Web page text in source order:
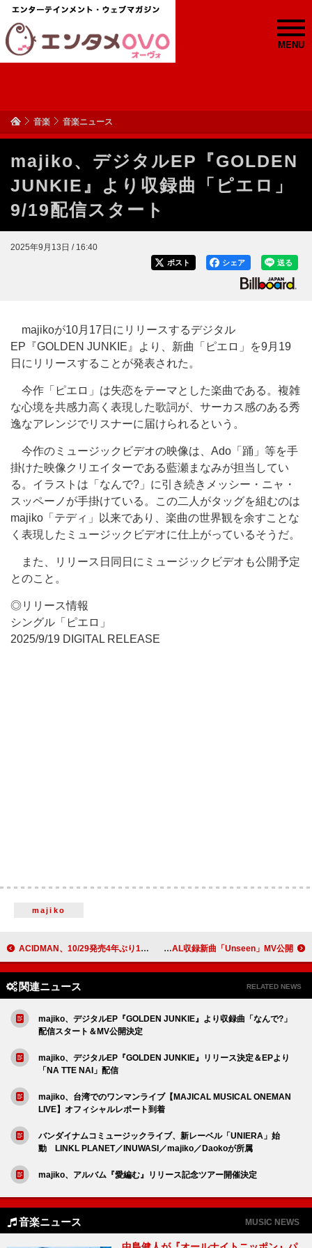
MENU
音楽 音楽ニュース
majiko、デジタルEP『GOLDEN
JUNKIE』より収録曲「ピエロ」
9/19配信スタート
2025年9月13日 / 16:40
送る
シェア
ポスト
majikoが10月17日にリリースするデジタル
EP『GOLDEN JUNKIE』より、新曲「ピエロ」を9月19
日にリリースすることが発表された。
今作「ピエロ」は失恋をテーマとした楽曲である。複雑
な心境を共感力高く表現した歌詞が、サーカス感のある秀
逸なアレンジでリスナーに届けられるという。
今作のミュージックビデオの映像は、Ado「踊」等を手
掛けた映像クリエイターである藍瀬まなみが担当してい
る。イラストは「なんで?」に引き続きメッシー・ニャ・
スッペーノが手掛けている。この二人がタッグを組むのは
majiko「テディ」以来であり、楽曲の世界観を余すことな
く表現したミュージックビデオに仕上がっているそうだ。
また、リリース日同日にミュージックビデオも公開予定
とのこと。
◎リリース情報
シングル「ピエロ」
2025/9/19 DIGITAL RELEASE
majiko
ACIDMAN、10/29発売4年ぶり13作目ニューAL『光学』よりリード曲「feel every love」先行配信 VALSHE、ニューAL収録新曲「Unseen」MV公開
関連ニュース RELATED NEWS
majiko、デジタルEP『GOLDEN JUNKIE』より収録曲「なんで?」
配信スタート＆MV公開決定
majiko、デジタルEP『GOLDEN JUNKIE』リリース決定＆EPより
「NA TTE NAI」配信
majiko、台湾でのワンマンライブ【MAJICAL MUSICAL ONEMAN
LIVE】オフィシャルレポート到着
バンダイナムコミュージックライブ、新レーベル「UNIERA」始
動 LINKL PLANET／INUWASI／majiko／Daokoが所属
majiko、アルバム『愛編む』リリース記念ツアー開催決定
音楽ニュース MUSIC NEWS